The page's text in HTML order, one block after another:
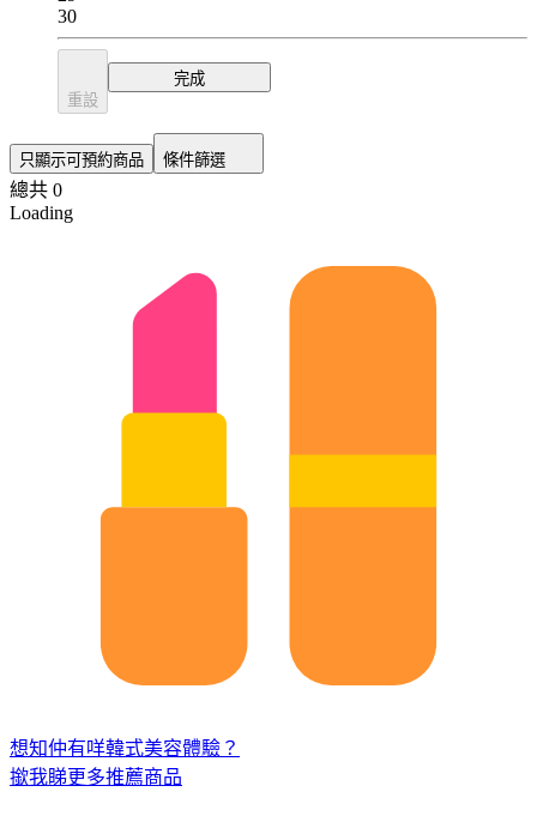
30
重設
完成
只顯示可預約商品 條件篩選
總共 0
Loading
想知仲有咩韓式美容體驗？
撳我睇更多推薦商品